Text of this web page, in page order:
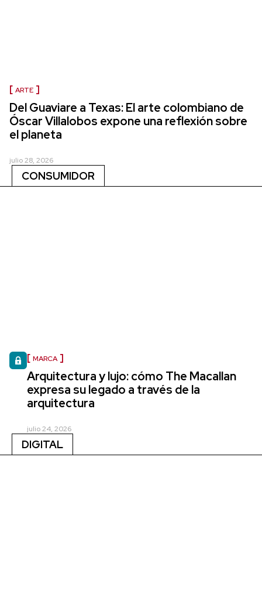
ARTE
Del Guaviare a Texas: El arte colombiano de
Óscar Villalobos expone una reflexión sobre
el planeta
julio 28, 2026
CONSUMIDOR
MARCA
Arquitectura y lujo: cómo The Macallan
expresa su legado a través de la
arquitectura
julio 24, 2026
DIGITAL